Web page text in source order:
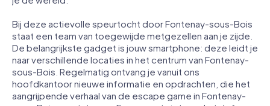
Bij deze actievolle speurtocht door Fontenay-sous-Bois
staat een team van toegewijde metgezellen aan je zijde.
De belangrijkste gadget is jouw smartphone: deze leidt je
naar verschillende locaties in het centrum van Fontenay-
sous-Bois. Regelmatig ontvang je vanuit ons
hoofdkantoor nieuwe informatie en opdrachten, die het
aangrijpende verhaal van de escape game in Fontenay-